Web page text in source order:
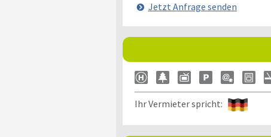
Jetzt Anfrage senden
Ihr Vermieter spricht: